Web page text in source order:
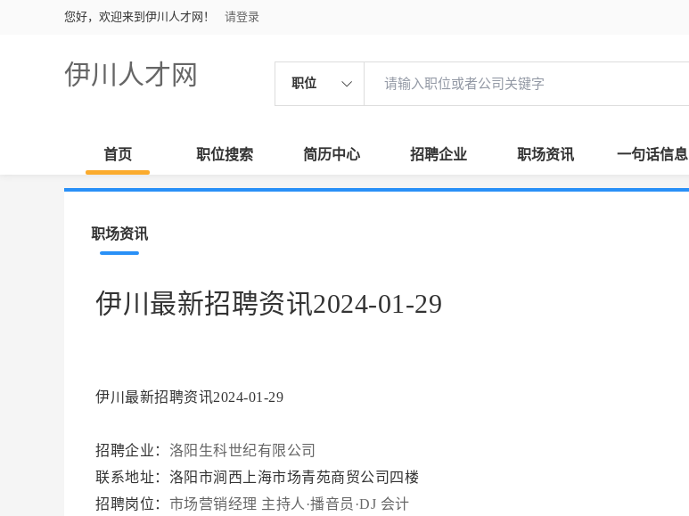
您好，欢迎来到伊川人才网！ 请登录
伊川人才网 职位
首页 职位搜索 简历中心 招聘企业 职场资讯 一句话信息
职场资讯
伊川最新招聘资讯2024-01-29
伊川最新招聘资讯2024-01-29
招聘企业： 洛阳生科世纪有限公司
联系地址：洛阳市涧西上海市场青苑商贸公司四楼
招聘岗位： 市场营销经理 主持人·播音员·DJ 会计